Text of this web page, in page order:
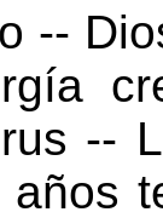
--
--